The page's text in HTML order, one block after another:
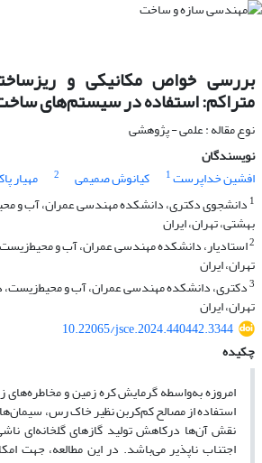
بررسی خواص مکانیکی و
متراکم: استفاده در سیستم‌های
نوع مقاله : علمی - پژوهشی
نویسندگان
افشین خداپرست1 کیانوش صمیمی 2 مهیار
1 دانشجوی دکتری، دانشکده مهندسی عمران، آب و
بهشتی، تهران، ایران
2استادیار، دانشکده مهندسی عمران، آب و
تهران، ایران
3دکتری، دانشکده مهندسی عمران، آب و محیط‌زیست،
تهران، ایران
10.22065/jsce.2024.440442.3344
چکیده
امروزه به‌واسطه گرمایش کره زمین و
استفاده از مصالح کم‌کربن نظیر خاک رس،
نقش آن‌ها درکاهش تولید گازهای گلخانه‌ای
اجتناب ناپذیر می‌باشد. در این مطالعه، جهت